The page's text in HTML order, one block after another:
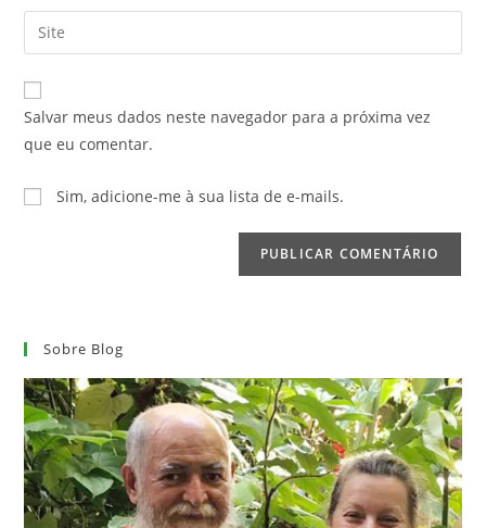
de
usuário
para
comentar
endereço
de
mail
para
comentar
Digite
o
URL
do
site
(opcional)
Salvar meus dados neste navegador para a próxima vez
que eu comentar.
Sim, adicione-me à sua lista de e-mails.
Sobre Blog